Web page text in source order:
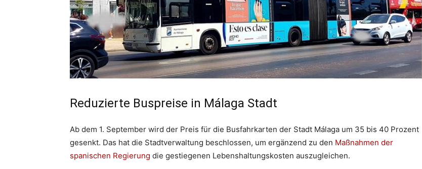
Reduzierte Buspreise in Málaga Stadt
Ab dem 1. September wird der Preis für die Busfahrkarten der Stadt Málaga um 35 bis 40 Prozent
gesenkt. Das hat die Stadtverwaltung beschlossen, um ergänzend zu den Maßnahmen der
spanischen Regierung die gestiegenen Lebenshaltungskosten auszugleichen.